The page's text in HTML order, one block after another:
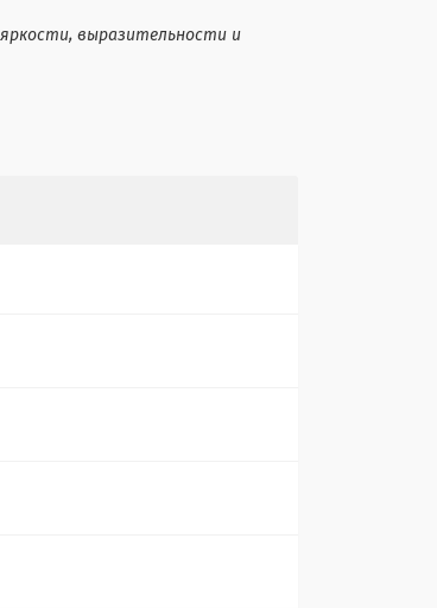
выразительности и